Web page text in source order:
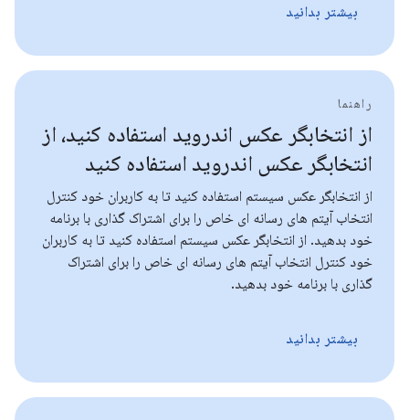
بیشتر بدانید
راهنما
از انتخابگر عکس اندروید استفاده کنید، از
انتخابگر عکس اندروید استفاده کنید
از انتخابگر عکس سیستم استفاده کنید تا به کاربران خود کنترل
انتخاب آیتم های رسانه ای خاص را برای اشتراک گذاری با برنامه
خود بدهید. از انتخابگر عکس سیستم استفاده کنید تا به کاربران
خود کنترل انتخاب آیتم های رسانه ای خاص را برای اشتراک
گذاری با برنامه خود بدهید.
بیشتر بدانید